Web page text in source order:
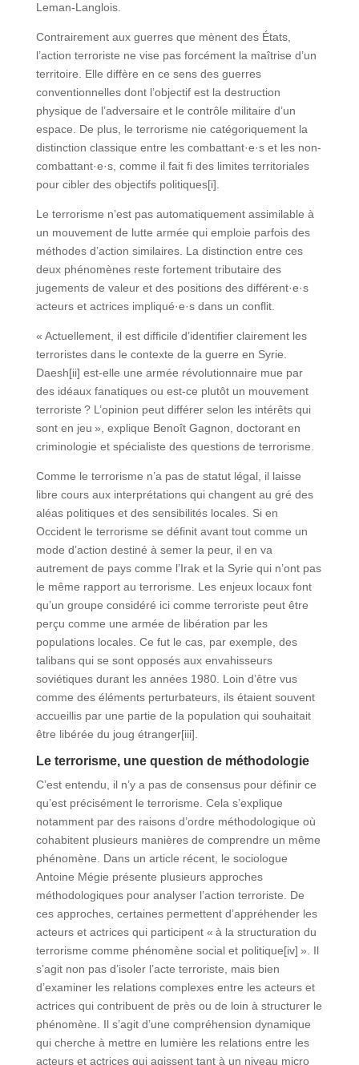
Leman-Langlois.
Contrairement aux guerres que mènent des États,
l’action terroriste ne vise pas forcément la maîtrise d’un
territoire. Elle diffère en ce sens des guerres
conventionnelles dont l’objectif est la destruction
physique de l’adversaire et le contrôle militaire d’un
espace. De plus, le terrorisme nie catégoriquement la
distinction classique entre les combattant·e·s et les non-
combattant·e·s, comme il fait fi des limites territoriales
pour cibler des objectifs politiques[i].
Le terrorisme n’est pas automatiquement assimilable à
un mouvement de lutte armée qui emploie parfois des
méthodes d’action similaires. La distinction entre ces
deux phénomènes reste fortement tributaire des
jugements de valeur et des positions des différent·e·s
acteurs et actrices impliqué·e·s dans un conflit.
« Actuellement, il est difficile d’identifier clairement les
terroristes dans le contexte de la guerre en Syrie.
Daesh[ii] est-elle une armée révolutionnaire mue par
des idéaux fanatiques ou est-ce plutôt un mouvement
terroriste ? L’opinion peut différer selon les intérêts qui
sont en jeu », explique Benoît Gagnon, doctorant en
criminologie et spécialiste des questions de terrorisme.
Comme le terrorisme n’a pas de statut légal, il laisse
libre cours aux interprétations qui changent au gré des
aléas politiques et des sensibilités locales. Si en
Occident le terrorisme se définit avant tout comme un
mode d’action destiné à semer la peur, il en va
autrement de pays comme l’Irak et la Syrie qui n’ont pas
le même rapport au terrorisme. Les enjeux locaux font
qu’un groupe considéré ici comme terroriste peut être
perçu comme une armée de libération par les
populations locales. Ce fut le cas, par exemple, des
talibans qui se sont opposés aux envahisseurs
soviétiques durant les années 1980. Loin d’être vus
comme des éléments perturbateurs, ils étaient souvent
accueillis par une partie de la population qui souhaitait
être libérée du joug étranger[iii].
Le terrorisme, une question de méthodologie
C’est entendu, il n’y a pas de consensus pour définir ce
qu’est précisément le terrorisme. Cela s’explique
notamment par des raisons d’ordre méthodologique où
cohabitent plusieurs manières de comprendre un même
phénomène. Dans un article récent, le sociologue
Antoine Mégie présente plusieurs approches
méthodologiques pour analyser l’action terroriste. De
ces approches, certaines permettent d’appréhender les
acteurs et actrices qui participent « à la structuration du
terrorisme comme phénomène social et politique[iv] ». Il
s’agit non pas d’isoler l’acte terroriste, mais bien
d’examiner les relations complexes entre les acteurs et
actrices qui contribuent de près ou de loin à structurer le
phénomène. Il s’agit d’une compréhension dynamique
qui cherche à mettre en lumière les relations entre les
acteurs et actrices qui agissent tant à un niveau micro